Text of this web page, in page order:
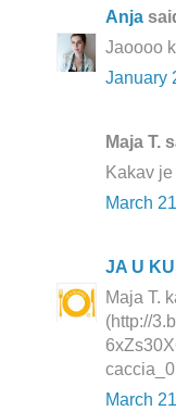
Anja
Jaoooo
January
Maja T.
Kakav
March
JA U
Maja T.
(http://
March